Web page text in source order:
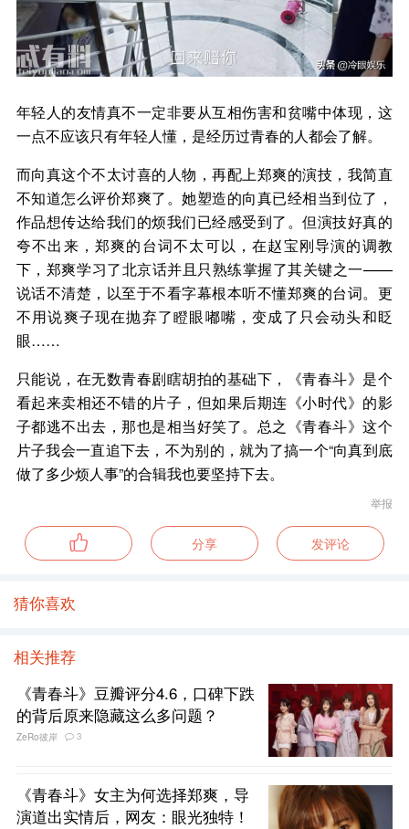
年轻人的友情真不一定非要从互相伤害和贫嘴中体现，这
一点不应该只有年轻人懂，是经历过青春的人都会了解。
而向真这个不太讨喜的人物，再配上郑爽的演技，我简直
不知道怎么评价郑爽了。她塑造的向真已经相当到位了，
作品想传达给我们的烦我们已经感受到了。但演技好真的
夸不出来，郑爽的台词不太可以，在赵宝刚导演的调教
下，郑爽学习了北京话并且只熟练掌握了其关键之一——
说话不清楚，以至于不看字幕根本听不懂郑爽的台词。更
不用说爽子现在抛弃了瞪眼嘟嘴，变成了只会动头和眨
眼……
只能说，在无数青春剧瞎胡拍的基础下，《青春斗》是个
看起来卖相还不错的片子，但如果后期连《小时代》的影
子都逃不出去，那也是相当好笑了。总之《青春斗》这个
片子我会一直追下去，不为别的，就为了搞一个“向真到底
做了多少烦人事”的合辑我也要坚持下去。
举报
分享 发评论
猜你喜欢
相关推荐
《青春斗》豆瓣评分4.6，口碑下跌
的背后原来隐藏这么多问题？
ZeRo彼岸 3
《青春斗》女主为何选择郑爽，导
演道出实情后，网友：眼光独特！